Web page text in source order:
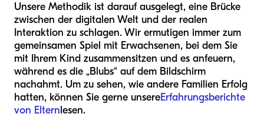
Unsere Methodik ist darauf ausgelegt, eine Brücke
zwischen der digitalen Welt und der realen
Interaktion zu schlagen. Wir ermutigen immer zum
gemeinsamen Spiel mit Erwachsenen, bei dem Sie
mit Ihrem Kind zusammensitzen und es anfeuern,
während es die „Blubs“ auf dem Bildschirm
nachahmt. Um zu sehen, wie andere Familien Erfolg
hatten, können Sie gerne unsereErfahrungsberichte
von Elternlesen.